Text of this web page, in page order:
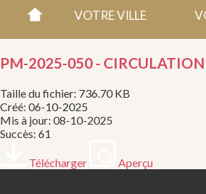
VOTRE VILLE
PM-2025-050 -
Taille du fichier: 736.70 KB
Créé: 06-10-2025
Mis à jour: 08-10-2025
Succès: 61
Télécharger Aperçu